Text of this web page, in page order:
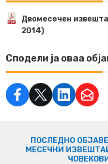
Двомесечен
2014)
Сподели ја оваа
ПОСЛЕДНО
МЕСЕЧНИ